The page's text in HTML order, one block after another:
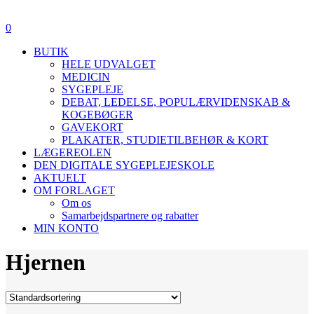
Menu
search
0
BUTIK
HELE UDVALGET
MEDICIN
SYGEPLEJE
DEBAT, LEDELSE, POPULÆRVIDENSKAB &
KOGEBØGER
GAVEKORT
PLAKATER, STUDIETILBEHØR & KORT
LÆGEREOLEN
DEN DIGITALE SYGEPLEJESKOLE
AKTUELT
OM FORLAGET
Om os
Samarbejdspartnere og rabatter
MIN KONTO
Hjernen